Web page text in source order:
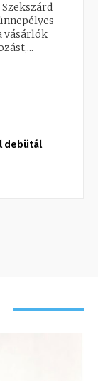
vásárlók
debütál